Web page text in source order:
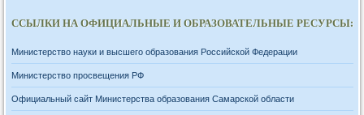
ССЫЛКИ НА ОФИЦИАЛЬНЫЕ И ОБРАЗОВАТЕЛЬНЫЕ РЕСУРСЫ:
Министерство науки и высшего образования Российской Федерации
Министерство просвещения РФ
Официальный сайт Министерства образования Самарской области